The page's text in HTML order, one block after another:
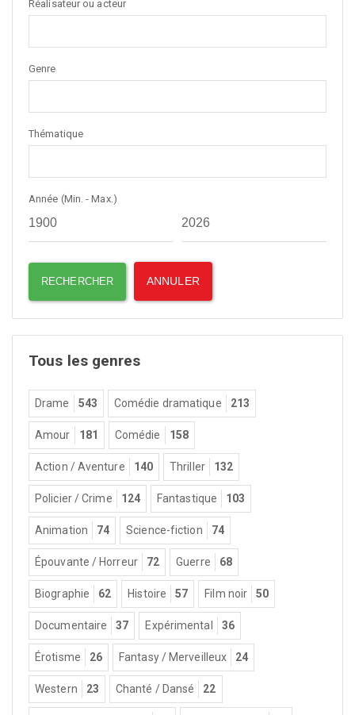
Réalisateur ou acteur
Genre
Thématique
Année (Min. - Max.)
Tous les genres
Drame 543 Comédie dramatique 213
Amour 181 Comédie 158
Action / Aventure 140 Thriller 132
Policier / Crime 124 Fantastique 103
Animation 74 Science-fiction 74
Épouvante / Horreur 72 Guerre 68
Biographie 62 Histoire 57 Film noir 50
Documentaire 37 Expérimental 36
Érotisme 26 Fantasy / Merveilleux 24
Western 23 Chanté / Dansé 22